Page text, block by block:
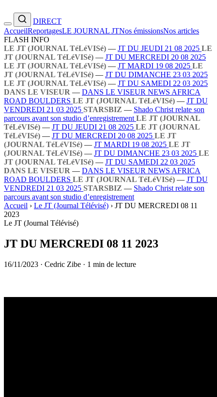
DIRECT
AccueilReportagesLE JOURNAL JTNos émissionsNos articles
FLASH INFO
LE JT (JOURNAL TéLéVISé) — JT DU JEUDI 21 08 2025 LE
JT (JOURNAL TéLéVISé) — JT DU MERCREDI 20 08 2025
LE JT (JOURNAL TéLéVISé) — JT MARDI 19 08 2025 LE
JT (JOURNAL TéLéVISé) — JT DU DIMANCHE 23 03 2025
LE JT (JOURNAL TéLéVISé) — JT DU SAMEDI 22 03 2025
DANS LE VISEUR — DANS LE VISEUR NEWS AFRICA
ROAD BOULDERS LE JT (JOURNAL TéLéVISé) — JT DU
VENDREDI 21 03 2025 STARSBIZ — Shado Christ relate son
parcours avant son studio d’enregistrement LE JT (JOURNAL
TéLéVISé) — JT DU JEUDI 21 08 2025 LE JT (JOURNAL
TéLéVISé) — JT DU MERCREDI 20 08 2025 LE JT
(JOURNAL TéLéVISé) — JT MARDI 19 08 2025 LE JT
(JOURNAL TéLéVISé) — JT DU DIMANCHE 23 03 2025 LE
JT (JOURNAL TéLéVISé) — JT DU SAMEDI 22 03 2025
DANS LE VISEUR — DANS LE VISEUR NEWS AFRICA
ROAD BOULDERS LE JT (JOURNAL TéLéVISé) — JT DU
VENDREDI 21 03 2025 STARSBIZ — Shado Christ relate son
parcours avant son studio d’enregistrement
Accueil › Le JT (Journal Télévisé) › JT DU MERCREDI 08 11
2023
Le JT (Journal Télévisé)
JT DU MERCREDI 08 11 2023
16/11/2023 · Cedric Zibe · 1 min de lecture